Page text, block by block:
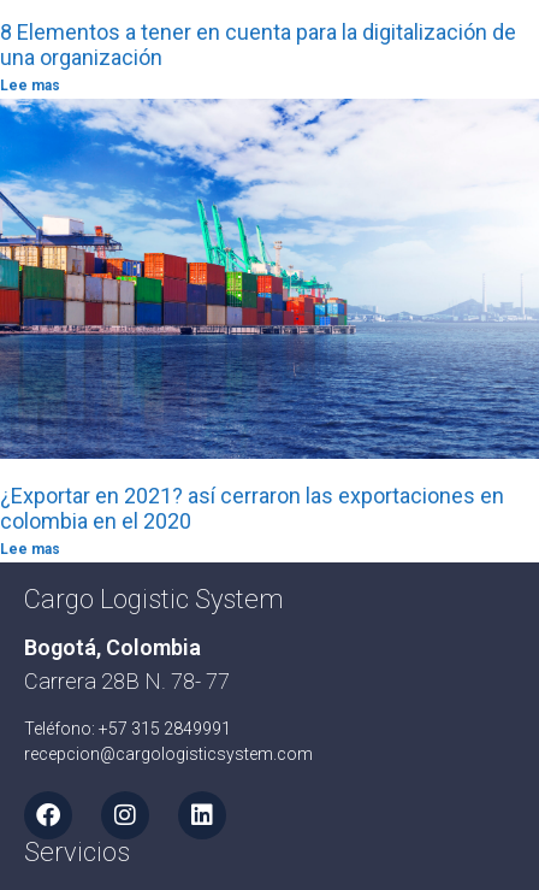
8 Elementos a tener en cuenta para la digitalización de
una organización
Lee mas
¿Exportar en 2021? así cerraron las exportaciones en
colombia en el 2020
Lee mas
Cargo Logistic System
Bogotá, Colombia
Carrera 28B N. 78- 77
Teléfono: +57 315 2849991
recepcion@cargologisticsystem.com
Servicios